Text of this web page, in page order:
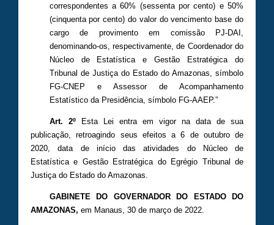
correspondentes a 60% (sessenta por cento) e 50%
(cinquenta por cento) do valor do vencimento base do
cargo de provimento em comissão PJ-DAI,
denominando-os, respectivamente, de Coordenador do
Núcleo de Estatística e Gestão Estratégica do
Tribunal de Justiça do Estado do Amazonas, símbolo
FG-CNEP e Assessor de Acompanhamento
Estatístico da Presidência, símbolo FG-AAEP.”
Art. 2ºEsta Lei entra em vigor na data de sua
publicação, retroagindo seus efeitos a 6 de outubro de
2020, data de início das atividades do Núcleo de
Estatística e Gestão Estratégica do Egrégio Tribunal de
Justiça do Estado do Amazonas.
GABINETE DO GOVERNADOR DO ESTADO DO
AMAZONAS, em Manaus, 30 de março de 2022.